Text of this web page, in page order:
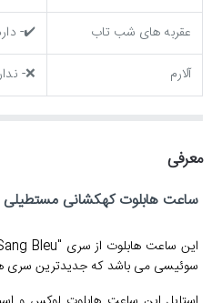
عقربه های شب تاب
✔️-
آلارم
❌-
معرفی
ساعت هابلوت کهکشانی مستطیلی
سوئیسی می باشد که جدیدترین سری